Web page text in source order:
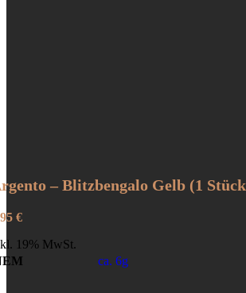
– Blitzbengalo Gelb (1
€
19% MwSt.
ca. 6g